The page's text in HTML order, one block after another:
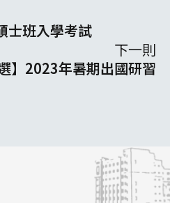
士班入學考試
下一則
選】2023年暑期出國研習